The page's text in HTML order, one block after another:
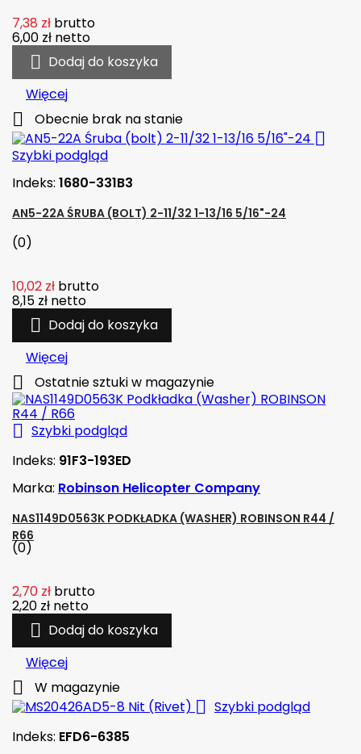
7,38 zł brutto
6,00 zł netto
 Dodaj do koszyka
Więcej
 Obecnie brak na stanie

Szybki podgląd
Indeks: 1680-331B3
AN5-22A ŚRUBA (BOLT) 2-11/32 1-13/16 5/16"-24
(0)
10,02 zł brutto
8,15 zł netto
 Dodaj do koszyka
Więcej
 Ostatnie sztuki w magazynie
 Szybki podgląd
Indeks: 91F3-193ED
Marka: Robinson Helicopter Company
NAS1149D0563K PODKŁADKA (WASHER) ROBINSON R44 /
R66
(0)
2,70 zł brutto
2,20 zł netto
 Dodaj do koszyka
Więcej
 W magazynie
 Szybki podgląd
Indeks: EFD6-6385